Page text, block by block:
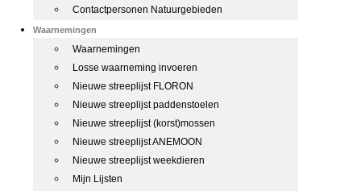
Contactpersonen Natuurgebieden
Waarnemingen
Waarnemingen
Losse waarneming invoeren
Nieuwe streeplijst FLORON
Nieuwe streeplijst paddenstoelen
Nieuwe streeplijst (korst)mossen
Nieuwe streeplijst ANEMOON
Nieuwe streeplijst weekdieren
Mijn Lijsten